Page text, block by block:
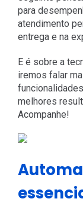
para
atendimento
entrega e na
E é sobre a
iremos falar
melhores
Acompanhe!